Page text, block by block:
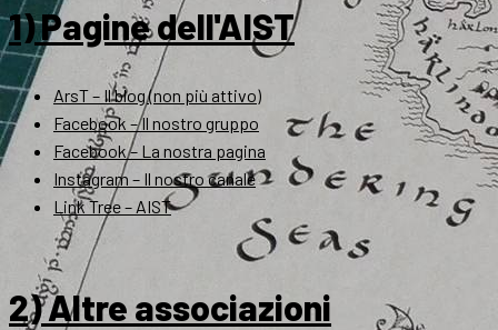
1) Pagine dell'AIST
ArsT – Il blog (non più attivo)
Facebook – Il nostro gruppo
Facebook – La nostra pagina
Instagram – Il nostro canale
Link Tree – AIST
2) Altre associazioni